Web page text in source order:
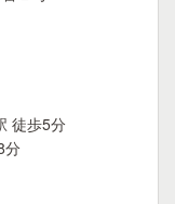
徒歩5分
分